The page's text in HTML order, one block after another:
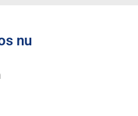
nu